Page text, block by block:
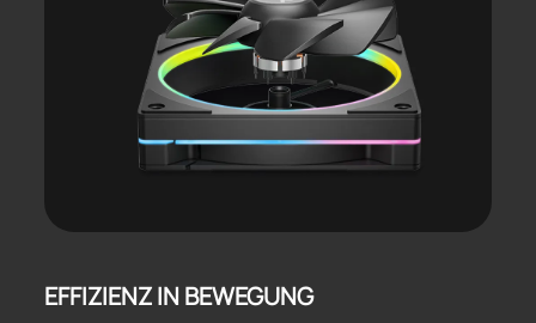
EFFIZIENZ IN BEWEGUNG